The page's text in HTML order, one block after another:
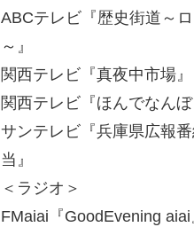
ABCテレビ『歴史街道～
～』
関西テレビ『真夜中市場』
関西テレビ『ほんでなんぼ
サンテレビ『兵庫県広報
当』
＜ラジオ＞
FMaiai『GoodEvening aiai